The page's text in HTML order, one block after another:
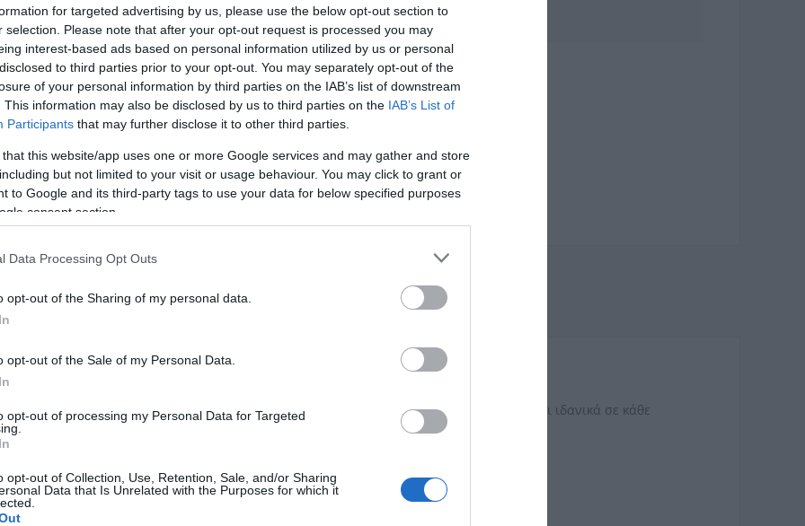
for targeted advertising by us, please use the below opt-out section to
selection. Please note that after your opt-out request is processed you may
interest-based ads based on personal information utilized by us or personal
to third parties prior to your opt-out. You may separately opt-out of the
of your personal information by third parties on the IAB’s list of downstream
This information may also be disclosed by us to third parties on the IAB’s List of
Participants that may further disclose it to other third parties.
that this website/app uses one or more Google services and may gather and store
but not limited to your visit or usage behaviour. You may click to grant or
to Google and its third-party tags to use your data for below specified purposes
consent section.
Data Processing Opt Outs
opt-out of the Sharing of my personal data.
opt-out of the Sale of my Personal Data.
opt-out of processing my Personal Data for Targeted
opt-out of Collection, Use, Retention, Sale, and/or Sharing
Data that Is Unrelated with the Purposes for which it
Tετραγωνικά μέτρα: 2 Συνολική τιμή: 0 €
τις φυσικές αποχρώσεις της. Προσφέρει ζεστασιά, διακριτική πολυτέλεια και ταιριάζει ιδανικά σε κάθε
για να ταιριάζει απόλυτα στο δικό σας σπίτι.